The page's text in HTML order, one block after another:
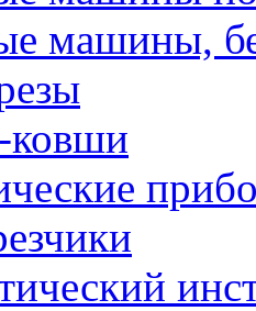
машины,
ковши